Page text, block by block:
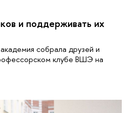
и поддерживать их
собрала друзей и
клубе ВШЭ на